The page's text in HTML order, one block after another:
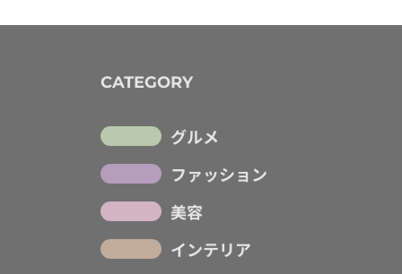
CATEGORY
グルメ
ファッション
美容
インテリア